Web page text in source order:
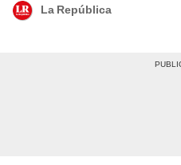
La República